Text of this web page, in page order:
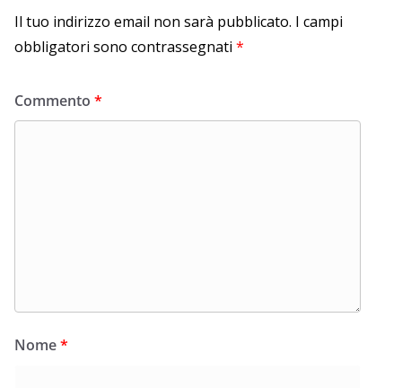
Il tuo indirizzo email non sarà pubblicato. I campi
obbligatori sono contrassegnati *
Commento *
Nome*